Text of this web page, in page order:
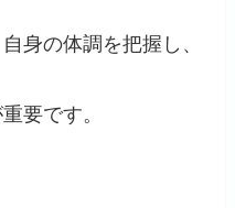
身の体調を把握し、
要です。